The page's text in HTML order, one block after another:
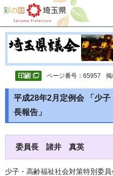
彩の国 埼玉県
ページ番号：65957
平成28年2月定例会 「少
長報告」
委員長 諸井 真英
少子・高齢福祉社会対策特別委